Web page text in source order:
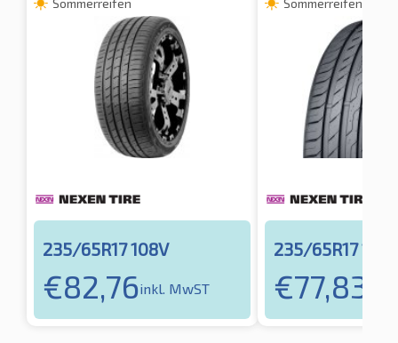
Sommerreifen
235/65R17 108V
€82,76inkl. MwST
Sommerreifen
235/65R17
€77,83